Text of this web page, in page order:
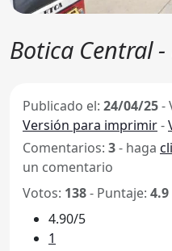
Botica Central
Publicado el: 24/04/25-
Versión para imprimir-
Comentarios: 3- haga
un comentario
Votos: 138- Puntaje: 4.9
4.90/5
1